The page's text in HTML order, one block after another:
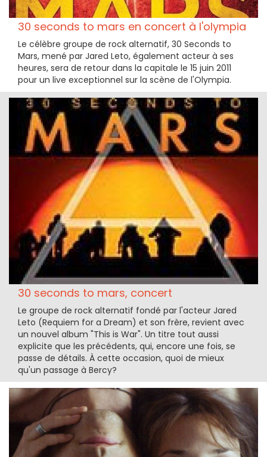
30 seconds to mars en concert à l'olympia
Le célèbre groupe de rock alternatif, 30 Seconds to
Mars, mené par Jared Leto, également acteur à ses
heures, sera de retour dans la capitale le 15 juin 2011
pour un live exceptionnel sur la scène de l'Olympia.
30 seconds to mars, concert
Le groupe de rock alternatif fondé par l'acteur Jared
Leto (Requiem for a Dream) et son frère, revient avec
un nouvel album "This is War". Un titre tout aussi
explicite que les précédents, qui, encore une fois, se
passe de détails. À cette occasion, quoi de mieux
qu'un passage à Bercy?